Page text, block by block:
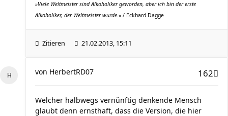
»Viele Weltmeister sind Alkoholiker geworden, aber ich bin der erste
Alkoholiker, der Weltmeister wurde.« / Eckhard Dagge
Zitieren 21.02.2013, 15:11
162
von HerbertRD07
Welcher halbwegs vernünftig denkende Mensch
glaubt denn ernsthaft, dass die Version, die hier